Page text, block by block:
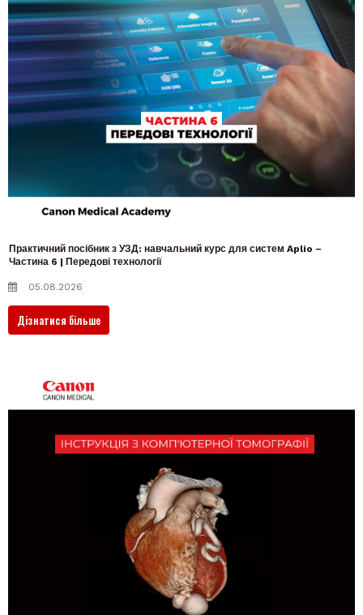
Практичний посібник з УЗД: навчальний курс для систем Aplio –
Частина 6 | Передові технології
05.08.2026
Дізнатися більше